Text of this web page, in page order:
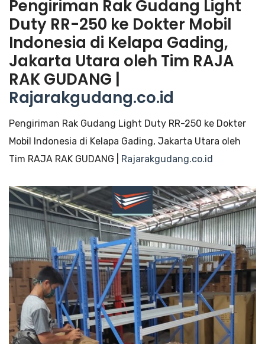
Pengiriman Rak Gudang Light
Duty RR-250 ke Dokter Mobil
Indonesia di Kelapa Gading,
Jakarta Utara oleh Tim RAJA
RAK GUDANG |
Rajarakgudang.co.id
Pengiriman Rak Gudang Light Duty RR-250 ke Dokter
Mobil Indonesia di Kelapa Gading, Jakarta Utara oleh
Tim RAJA RAK GUDANG | Rajarakgudang.co.id